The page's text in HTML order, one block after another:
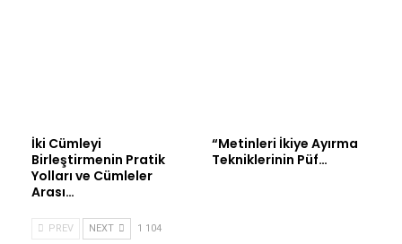
İki Cümleyi
Birleştirmenin Pratik
Yolları ve Cümleler
Arası…
“Metinleri İkiye Ayırma
Tekniklerinin Püf…
PREV NEXT 1 104